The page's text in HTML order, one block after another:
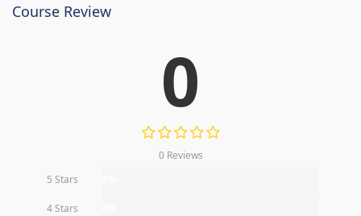
Course Review
0
0 Reviews
5 Stars
4 Stars